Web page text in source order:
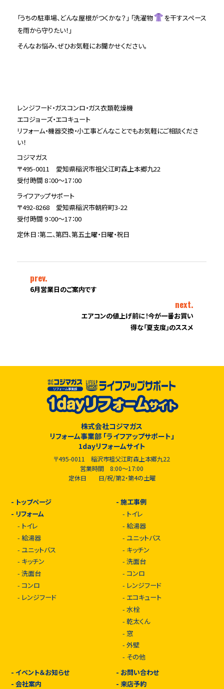
「うちの駐車場、どんな屋根がつくかな？」 「洗濯物
を干すスペース
を雨から守りたい！」
そんなお悩み、ぜひお気軽にお聞かせください。
レンジフード・ガスコンロ・ガス衣類乾燥機
エコジョーズ・エコキュート
リフォーム・機器交換・小工事どんなことでもお気軽にご相談くださ
い！
コジマガス
〒495-0011 愛知県稲沢市祖父江町森上本郷九22
受付時間 8：00～17：00
ライフアップサポート
〒492-8268 愛知県稲沢市朝府町3-22
受付時間 9：00～17：00
定休日：第二、第四、第五土曜・日曜・祝日
prev.
6月営業日のご案内です
next.
エアコンの値上げ前に！今が一番お買い
得な「夏支度」のススメ
株式会社コジマガス
リフォーム事業部 「ライフアップサポート」
1dayリフォームサイト
〒495-0011 稲沢市祖父江町森上本郷九22
営業時間 8:00～17:00
定休日 日/祝/第2・第4の土曜
- トップページ
- リフォーム
- トイレ
- 給湯器
- ユニットバス
- キッチン
- 洗面台
- コンロ
- レンジフード
-施工事例
- トイレ
-給湯器
- ユニットバス
- キッチン
-洗面台
- コンロ
- レンジフード
- エコキュート
-水栓
-乾太くん
- 窓
-外壁
- その他
- イベント＆お知らせ
- 会社案内
- お問い合わせ
-来店予約